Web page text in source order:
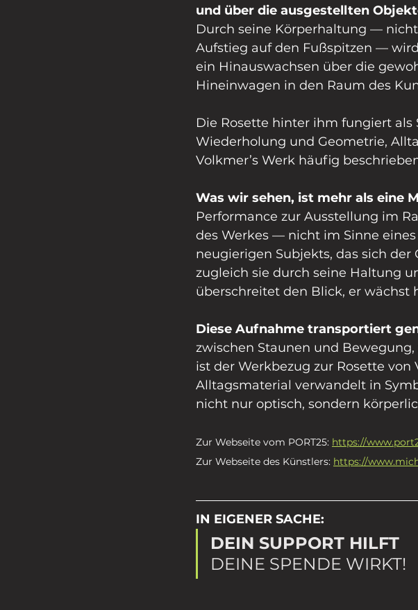
und über die ausgestellten
Durch seine Körperhaltung —
Aufstieg auf den Fußspitzen —
ein Hinauswachsen über die
Hineinwagen in den Raum des
Die Rosette hinter ihm fungiert
Wiederholung und Geometrie,
Volkmer’s Werk häufig
Was wir sehen, ist mehr als eine
Performance zur Ausstellung im
des Werkes — nicht im Sinne
neugierigen Subjekts, das sich
zugleich sie durch seine Haltung
überschreitet den Blick, er wächst
Diese Aufnahme transportiert
zwischen Staunen und
ist der Werkbezug zur Rosette
Alltagsmaterial verwandelt in
nicht nur optisch, sondern
Zur Webseite vom PORT25: https://
Zur Webseite des Künstlers: https://
IN EIGENER SACHE:
DEIN SUPPORT HILFT
DEINE SPENDE WIRKT!